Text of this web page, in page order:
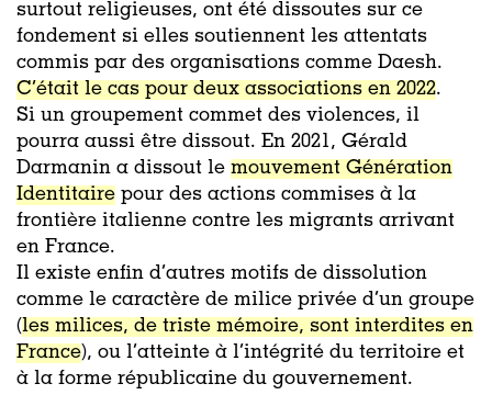
surtout religieuses, ont été dissoutes sur ce
fondement si elles soutiennent les attentats
commis par des organisations comme Daesh.
C’était le cas pour deux associations en 2022.
Si un groupement commet des violences, il
pourra aussi être dissout. En 2021, Gérald
Darmanin a dissout le mouvement Génération
Identitaire pour des actions commises à la
frontière italienne contre les migrants arrivant
en France.
Il existe enfin d’autres motifs de dissolution
comme le caractère de milice privée d’un groupe
(les milices, de triste mémoire, sont interdites en
France), ou l’atteinte à l’intégrité du territoire et
à la forme républicaine du gouvernement.